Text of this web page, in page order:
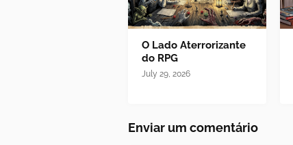
O Lado Aterrorizante
do RPG
July 29, 2026
Enviar um comentário